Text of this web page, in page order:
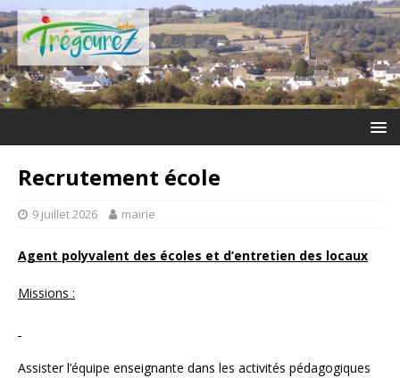
Recrutement école
9 juillet 2026 mairie
Agent polyvalent des écoles et d’entretien des locaux
Missions :
Assister l’équipe enseignante dans les activités pédagogiques